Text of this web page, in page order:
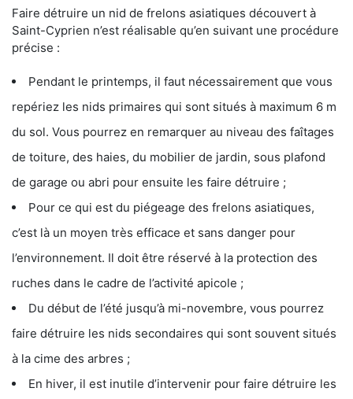
Faire détruire un nid de frelons asiatiques découvert à
Saint-Cyprien n’est réalisable qu’en suivant une procédure
précise :
Pendant le printemps, il faut nécessairement que vous
repériez les nids primaires qui sont situés à maximum 6 m
du sol. Vous pourrez en remarquer au niveau des faîtages
de toiture, des haies, du mobilier de jardin, sous plafond
de garage ou abri pour ensuite les faire détruire ;
Pour ce qui est du piégeage des frelons asiatiques,
c’est là un moyen très efficace et sans danger pour
l’environnement. Il doit être réservé à la protection des
ruches dans le cadre de l’activité apicole ;
Du début de l’été jusqu’à mi-novembre, vous pourrez
faire détruire les nids secondaires qui sont souvent situés
à la cime des arbres ;
En hiver, il est inutile d’intervenir pour faire détruire les